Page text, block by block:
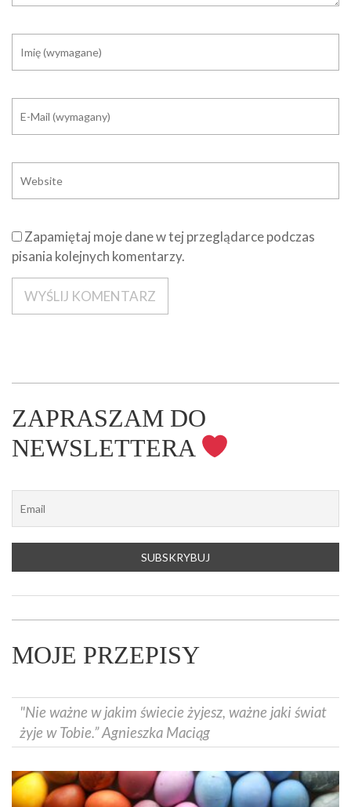
Zapamiętaj moje dane w tej przeglądarce podczas
pisania kolejnych komentarzy.
ZAPRASZAM DO
NEWSLETTERA
MOJE PRZEPISY
"Nie ważne w jakim świecie żyjesz, ważne jaki świat
żyje w Tobie.” Agnieszka Maciąg